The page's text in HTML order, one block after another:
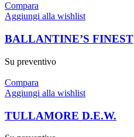
Compara
Aggiungi alla wishlist
BALLANTINE’S FINEST
Su preventivo
Compara
Aggiungi alla wishlist
TULLAMORE D.E.W.